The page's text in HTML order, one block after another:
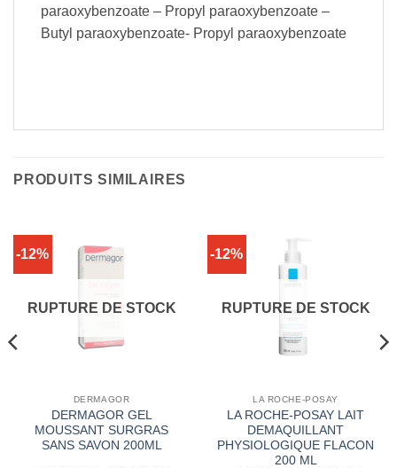
paraoxybenzoate – Propyl paraoxybenzoate –
Butyl paraoxybenzoate- Propyl paraoxybenzoate
PRODUITS SIMILAIRES
-12%
RUPTURE DE STOCK
DERMAGOR
DERMAGOR GEL
MOUSSANT SURGRAS
SANS SAVON 200ML
-12%
RUPTURE DE STOCK
LA ROCHE-POSAY
LA ROCHE-POSAY LAIT
DEMAQUILLANT
PHYSIOLOGIQUE FLACON
200 ML